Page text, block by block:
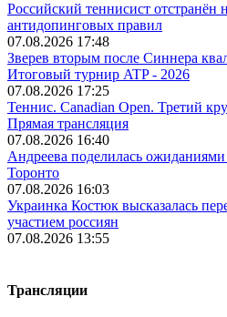
Российский теннисист отстранён
антидопинговых правил
07.08.2026 17:48
Зверев вторым после Синнера
Итоговый турнир ATP - 2026
07.08.2026 17:25
Теннис. Canadian Open. Третий
Прямая трансляция
07.08.2026 16:40
Андреева поделилась
Торонто
07.08.2026 16:03
Украинка Костюк высказалась
участием россиян
07.08.2026 13:55
Трансляции